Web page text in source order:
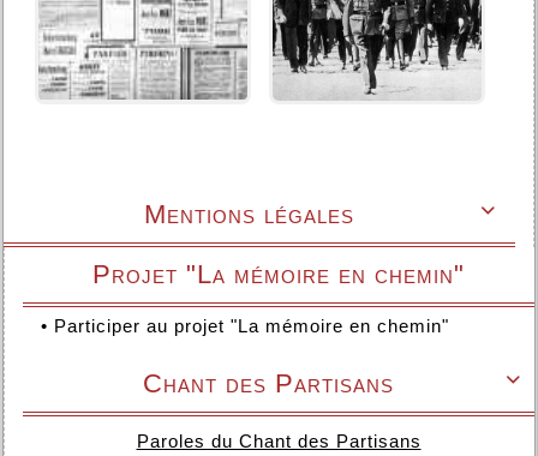

Mentions légales
Projet "La mémoire en chemin"
• Participer au projet "La mémoire en chemin"

Chant des Partisans
Paroles du Chant des Partisans